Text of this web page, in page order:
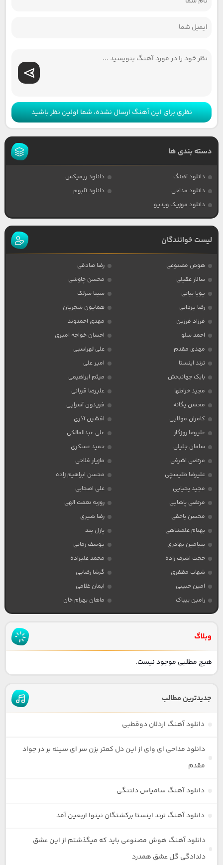
نظری برای این آهنگ ارسال نشده، شما اولین نظر باشید
دسته بندی ها
دانلود آهنگ
دانلود ریمیکس
دانلود مداحی
دانلود آلبوم
دانلود موزیک ویدیو
لیست خوانندگان
هوش مصنوعی
رضا صادقی
سالار عقیلی
محسن چاوشی
پویا بیاتی
سینا سرلک
رضا یزدانی
همایون شجریان
فرزاد فرزین
مهدی احمدوند
احمد سلو
احسان خواجه امیری
مهدی مقدم
علی لهراسبی
ترند اینستا
امیر علی
بابک جهانبخش
میثم ابراهیمی
مجید خراطها
علیرضا قربانی
محسن یگانه
فریدون آسرایی
کامران مولایی
افشین آذری
علیرضا روزگار
علی عبدالمالکی
سامان جلیلی
حمید عسکری
مرتضی اشرفی
مازیار فلاحی
علیرضا طلیسچی
محسن ابراهیم زاده
مجید یحیایی
علی اصحابی
مرتضی پاشایی
روزبه نعمت الهی
محسن یاحقی
رضا شیری
بهنام علمشاهی
پازل بند
بنیامین بهادری
یوسف زمانی
حجت اشرف زاده
محمد علیزاده
شهاب مظفری
گرشا رضایی
امین حبیبی
ایمان غلامی
رامین بیباک
ماهان بهرام خان
وبلاگ
هیچ مطلبی موجود نیست.
جدیدترین مطالب
دانلود آهنگ اردلان دوقطبی
دانلود مداحی ای وای از این دل کمتر بزن سر ای سینه بر در جواد
مقدم
دانلود آهنگ سامیاس دلتنگی
دانلود آهنگ ترند اینستا برکشتگان نینوا اربعین آمد
دانلود آهنگ هوش مصنوعی باید که میگذشتم از این عشق
دلدادگی گل عشق همدرد